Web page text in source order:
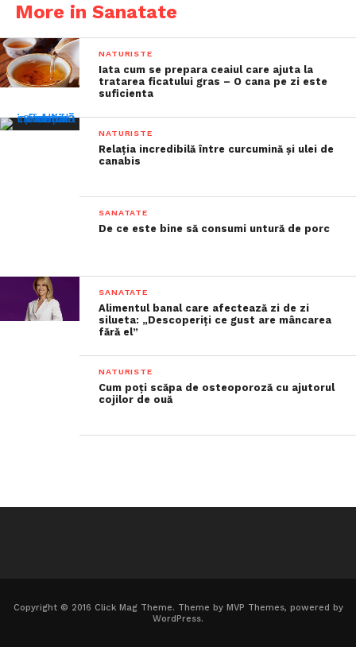
More in Sanatate
NATURISTE
Iata cum se prepara ceaiul care ajuta la
tratarea ficatului gras – O cana pe zi este
suficienta
NATURISTE
Relația incredibilă între curcumină și ulei de
canabis
SANATATE
De ce este bine să consumi untură de porc
SANATATE
Alimentul banal care afectează zi de zi
silueta: „Descoperiți ce gust are mâncarea
fără el”
NATURISTE
Cum poți scăpa de osteoporoză cu ajutorul
cojilor de ouă
Copyright © 2016 Click Mag Theme. Theme by MVP Themes, powered by
WordPress.